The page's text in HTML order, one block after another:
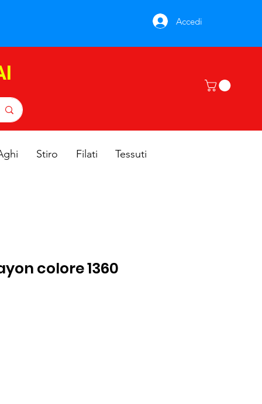
Accedi
Stiro Filati Tessuti
colore 1360